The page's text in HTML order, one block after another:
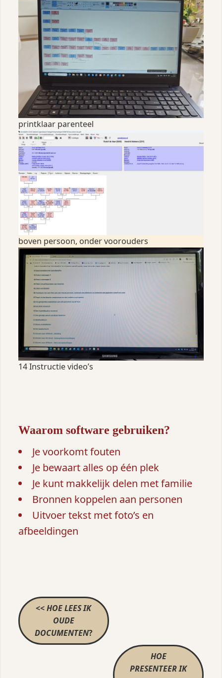
printklaar parenteel
boven persoon, onder voorouders
14 Instructie video’s
Waarom software gebruiken?
Je voorkomt fouten
Je bewaart alles op één plek
Je kunt makkelijk delen met familie
Bronnen koppelen aan personen
Uitvoer tekst met foto’s en
afbeeldingen
<<HOE LEES IK
OUDE
DOCUMENTEN?
HOE
PRESENTEER IK